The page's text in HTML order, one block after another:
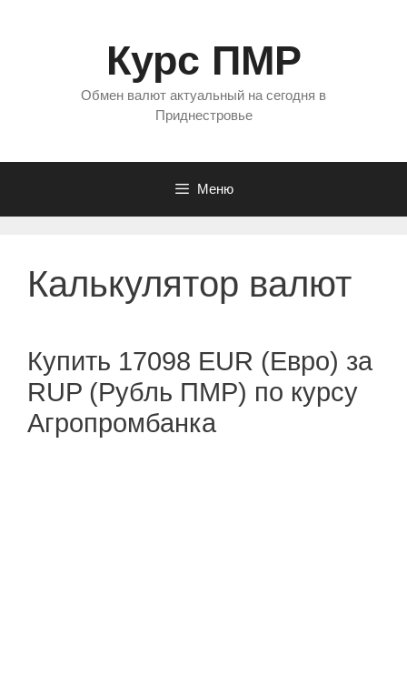
Курс ПМР
Обмен валют актуальный на сегодня в
Приднестровье
Меню
Калькулятор валют
Купить 17098 EUR (Евро) за
RUP (Рубль ПМР) по курсу
Агропромбанка